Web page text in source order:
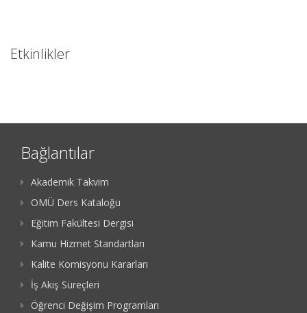
Etkinlikler
Bağlantılar
Akademik Takvim
OMÜ Ders Kataloğu
Eğitim Fakültesi Dergisi
Kamu Hizmet Standartları
Kalite Komisyonu Kararları
İş Akış Süreçleri
Öğrenci Değişim Programları